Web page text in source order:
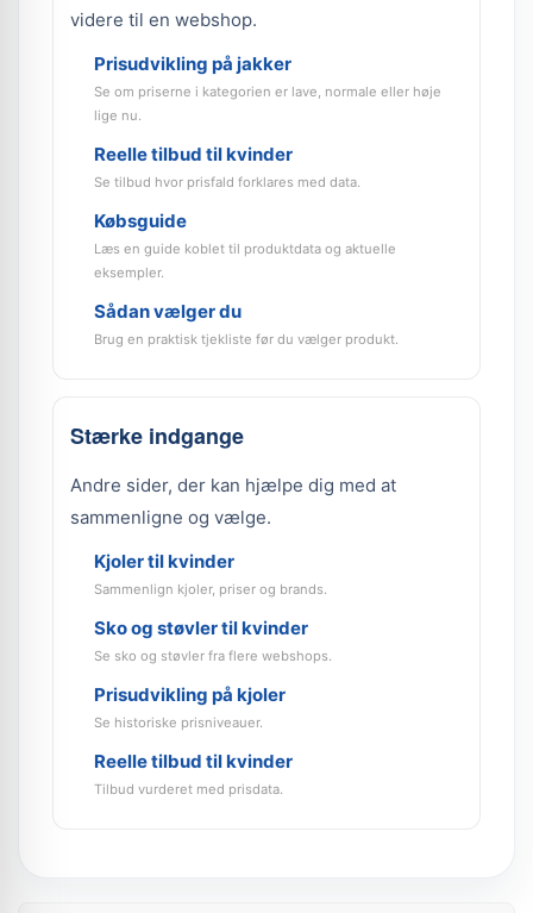
videre til en webshop.
Prisudvikling på jakker
Se om priserne i kategorien er lave, normale eller høje
lige nu.
Reelle tilbud til kvinder
Se tilbud hvor prisfald forklares med data.
Købsguide
Læs en guide koblet til produktdata og aktuelle
eksempler.
Sådan vælger du
Brug en praktisk tjekliste før du vælger produkt.
Stærke indgange
Andre sider, der kan hjælpe dig med at
sammenligne og vælge.
Kjoler til kvinder
Sammenlign kjoler, priser og brands.
Sko og støvler til kvinder
Se sko og støvler fra flere webshops.
Prisudvikling på kjoler
Se historiske prisniveauer.
Reelle tilbud til kvinder
Tilbud vurderet med prisdata.